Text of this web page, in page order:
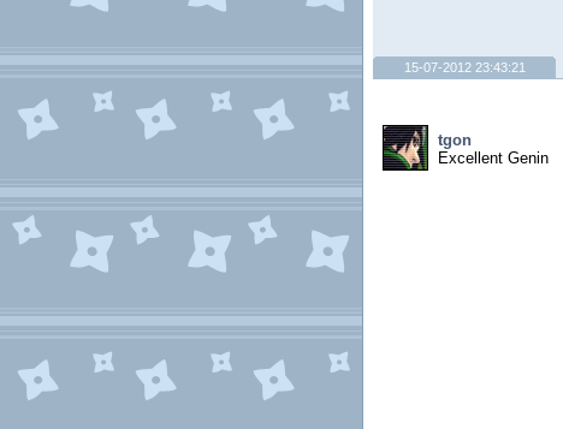
15-07-2012 23:43:21
tgon
Excellent Genin